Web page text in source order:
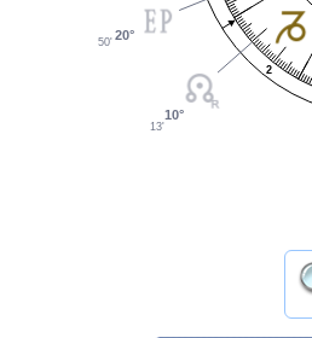
2
20°
50'
10°
13'